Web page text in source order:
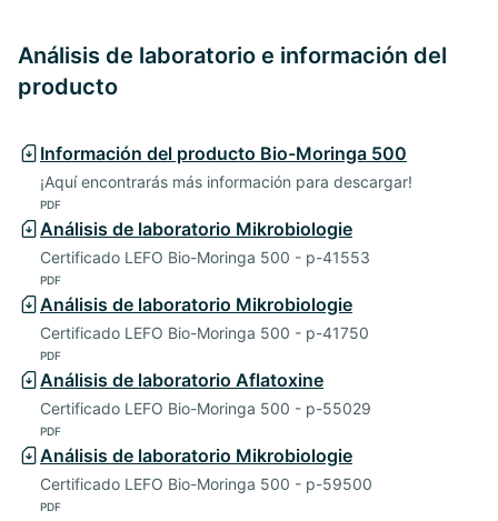
Análisis de laboratorio e información del
producto
Información del producto Bio-Moringa 500
¡Aquí encontrarás más información para descargar!
PDF
Análisis de laboratorio Mikrobiologie
Certificado LEFO Bio-Moringa 500 - p-41553
PDF
Análisis de laboratorio Mikrobiologie
Certificado LEFO Bio-Moringa 500 - p-41750
PDF
Análisis de laboratorio Aflatoxine
Certificado LEFO Bio-Moringa 500 - p-55029
PDF
Análisis de laboratorio Mikrobiologie
Certificado LEFO Bio-Moringa 500 - p-59500
PDF